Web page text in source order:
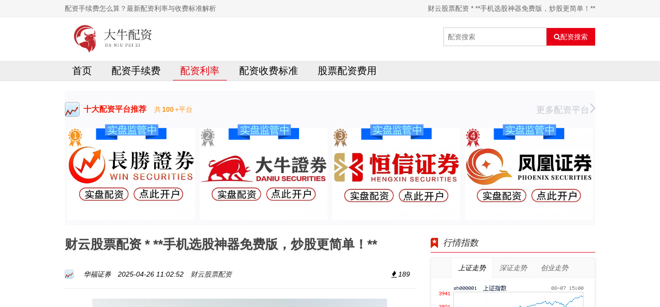
配资手续费怎么算？最新配资利率与收费标准解析 财云股票配资 * **手机选股神器免费版，炒股更简单！**
配资搜索
首页 配资手续费 配资利率 配资收费标准 股票配资费用
十大配资平台推荐 共100+平台 更多配资平台
财云股票配资 * **手机选股神器免费版，炒股更简单！**
华福证券 2025-04-26 11:02:52 财云股票配资 189
行情指数
上证走势 深证走势 创业走势